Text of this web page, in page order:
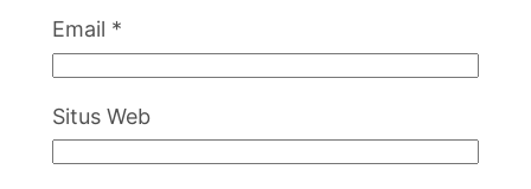
Email *
Situs Web